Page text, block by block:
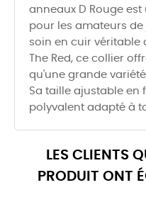
anneaux D Rouge
pour les amateurs de
soin en cuir véritable
The Red, ce collier
qu'une grande
Sa taille ajustable en
polyvalent adapté à
LES CLIENTS
PRODUIT ONT